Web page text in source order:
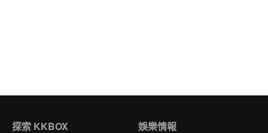
探索 KKBOX 娛樂情報